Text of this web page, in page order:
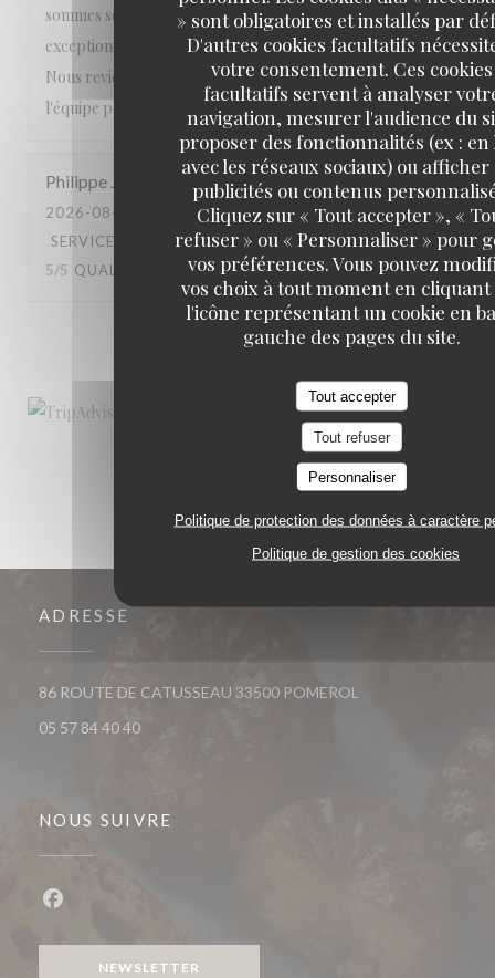
» sont obligatoires et installés par
D'autres cookies facultatifs
votre consentement. Ces cookies
facultatifs servent à analyser
navigation, mesurer l'audience du
proposer des fonctionnalités (ex : en
avec les réseaux sociaux) ou afficher
publicités ou contenus
Cliquez sur « Tout accepter », «
refuser » ou « Personnaliser » pour
vos préférences. Vous pouvez
vos choix à tout moment en
l'icône représentant un cookie en
gauche des pages du site.
Tout accepter
Tout refuser
Personnaliser
Politique de protection des données à caractère
Politique de gestion des cookies
sommes sentis choyés du début à la fin. Une expérience
exceptionnelle que nous recommandons les yeux fermés.
Nous reviendrons avec grand plaisir. Encore merci à toute
l'équipe pour cette magnifique soirée ! ⭐⭐⭐⭐⭐
Philippe
2026-08-01
- 19:30 - COUVERTS 2
SERVICE
AMBIANCE : 4/5 CUISINE:
5/5 QUALITÉ / PRIX: 5 /5
2 3
ADRESSE
86 ROUTE DE CATUSSEAU 33500 POMEROL
05 57 84 40 40
NOUS SUIVRE
NEWSLETTER